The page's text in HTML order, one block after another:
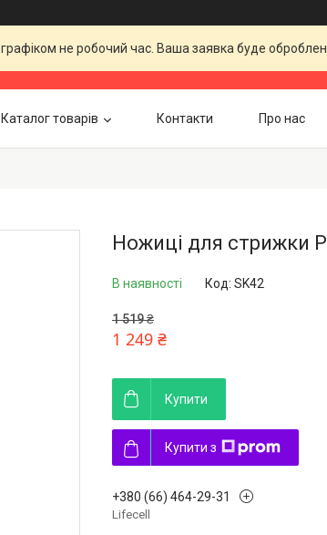
не робочий час. Ваша заявка буде
Каталог товарів Контакти Про нас
Ножиці для стрижки
В наявності Код: SK42
1 519 ₴
1 249 ₴
Купити
Купити з
+380 (66) 464-29-31
Lifecell